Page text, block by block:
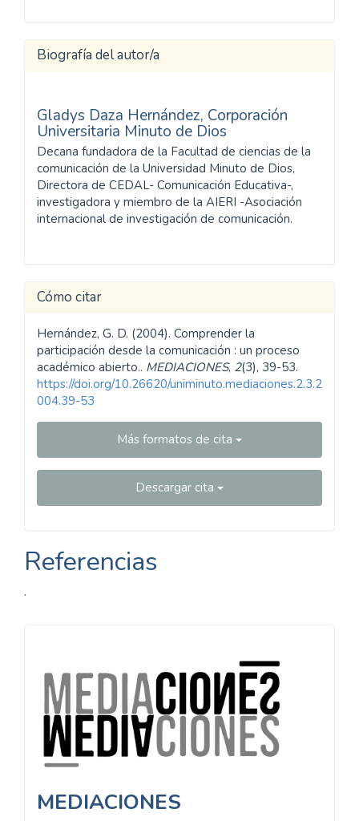
Biografía del autor/a
Gladys Daza Hernández, Corporación
Universitaria Minuto de Dios
Decana fundadora de la Facultad de ciencias de la
comunicación de la Universidad Minuto de Dios,
Directora de CEDAL- Comunicación Educativa-,
investigadora y miembro de la AIERI -Asociación
internacional de investigación de comunicación.
Cómo citar
Hernández, G. D. (2004). Comprender la
participación desde la comunicación : un proceso
académico abierto.. MEDIACIONES, 2(3), 39-53.
https://doi.org/10.26620/uniminuto.mediaciones.2.3.2
004.39-53
Más formatos de cita
Descargar cita
Referencias
.
MEDIACIONES